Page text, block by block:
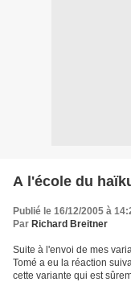
A l'école du
Publié le 16/12/2005 à
Par Richard Breitner
Suite à l'envoi de mes
Tomé a eu la réaction
cette variante qui est